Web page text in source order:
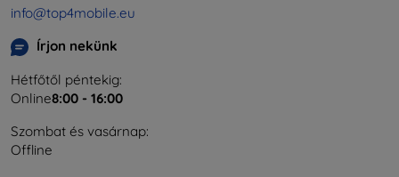
info@top4mobile.eu
Írjon nekünk
Hétfőtől péntekig:
Online8:00 - 16:00
Szombat és vasárnap:
Offline